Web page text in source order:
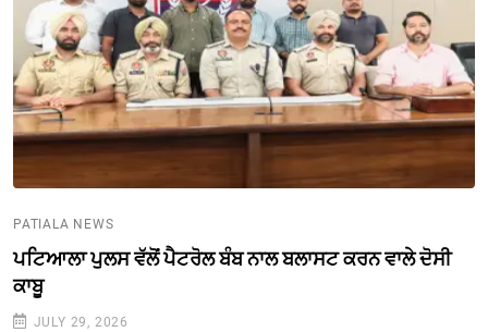
PATIALA NEWS
ਪਟਿਆਲਾ ਪੁਲਸ ਵੱਲੋਂ ਪੈਟਰੋਲ ਬੰਬ ਨਾਲ ਬਲਾਸਟ ਕਰਨ ਵਾਲੇ ਦੋਸੀ
ਕਾਬੂ
JULY 29, 2026